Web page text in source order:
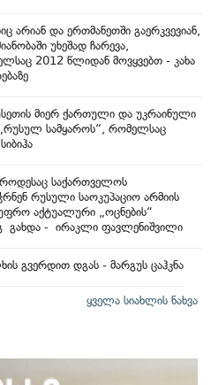
არიან და ერთმანეთში გაერკვევიან,
უხეშად ჩარევა,
2012 წლიდან მოვყვებთ - კახა
მიერ ქართული და უკრაინული
„რუსულ სამყაროს“, რომელსაც
საქართველოს
რუსული საოკუპაციო არმიის
აქტუალური „ოცნების“
გახდა - ირაკლი ფავლენიშვილი
გვერდით დგას - მარგუს ცაჰკნა
ყველა სიახლის ნახვა